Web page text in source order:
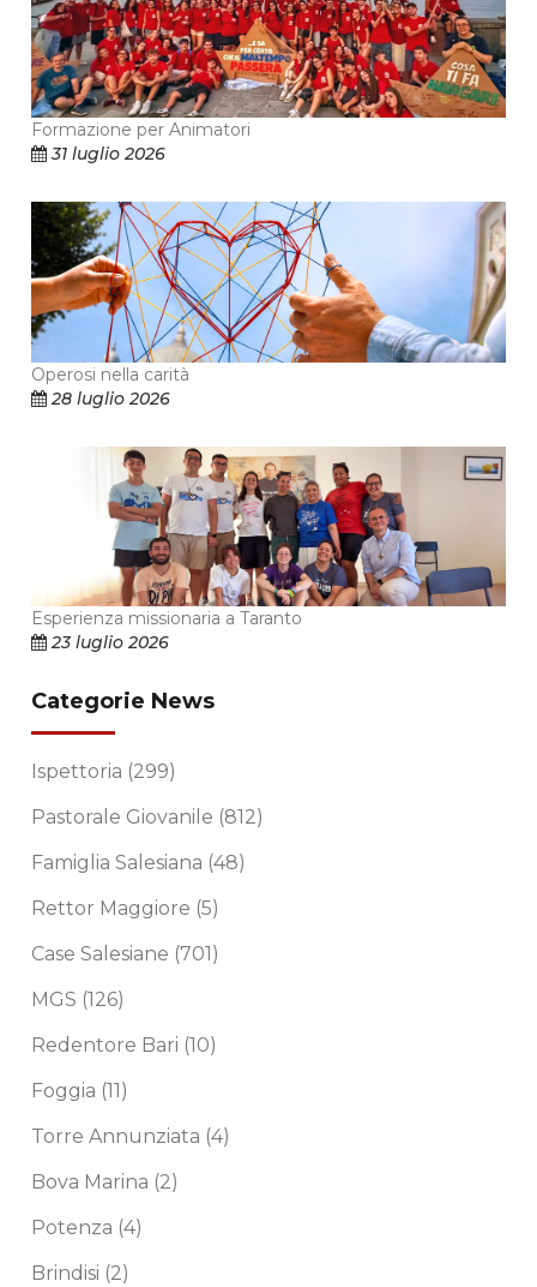
Formazione per Animatori
31 luglio 2026
Operosi nella carità
28 luglio 2026
Esperienza missionaria a Taranto
23 luglio 2026
Categorie News
Ispettoria (299)
Pastorale Giovanile (812)
Famiglia Salesiana (48)
Rettor Maggiore (5)
Case Salesiane (701)
MGS (126)
Redentore Bari (10)
Foggia (11)
Torre Annunziata (4)
Bova Marina (2)
Potenza (4)
Brindisi (2)